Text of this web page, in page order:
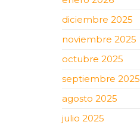
diciembre 2025
noviembre 2025
octubre 2025
septiembre 2025
agosto 2025
julio 2025